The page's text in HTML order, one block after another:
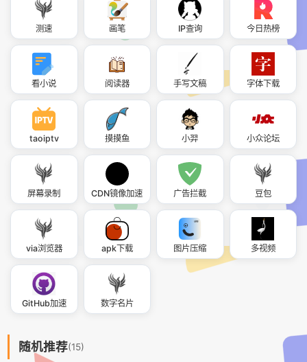
测速 画笔 IP查询 今日热榜
看小说 阅读器 手写文稿 字体下载
taoiptv 摸摸鱼 小羿 小众论坛
屏幕录制 CDN镜像加速 广告拦截 豆包
via浏览器 apk下载 图片压缩 多视频
GitHub加速 数字名片
随机推荐(15)